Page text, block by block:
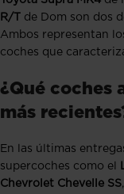
R/T de Dom son dos
Ambos representan
coches que
¿Qué coches
más
En las últimas
supercoches como el
Chevrolet Chevelle SS